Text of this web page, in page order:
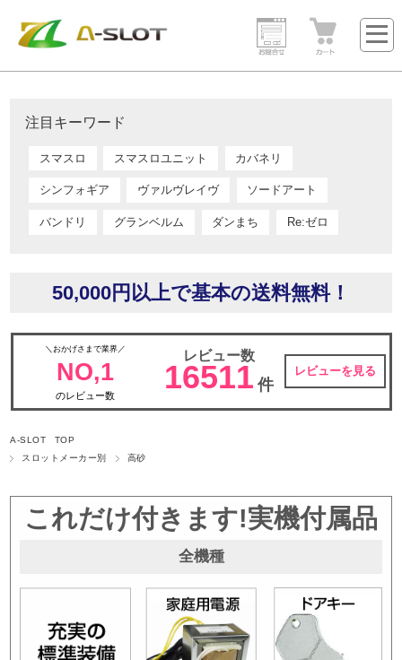
注目キーワード
スマスロ スマスロユニット カバネリ
シンフォギア ヴァルヴレイヴ ソードアート
バンドリ グランベルム ダンまち Re:ゼロ
50,000円以上で基本の送料無料！
＼おかげさまで業界／
NO,1
のレビュー数
レビュー数
16511 件
レビューを見る
A-SLOT TOP
スロットメーカー別
高砂
これだけ付きます!実機付属品
全機種